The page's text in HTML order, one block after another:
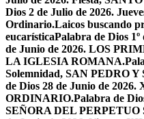
Dios 2 de Julio de 2026.
Ordinario.Laicos buscando
eucarísticaPalabra de Dios
de Junio de 2026. LOS
LA IGLESIA ROMANA.
Solemnidad, SAN PEDRO Y
de Dios 28 de Junio de
ORDINARIO.Palabra de
SEÑORA DEL PERPETUO